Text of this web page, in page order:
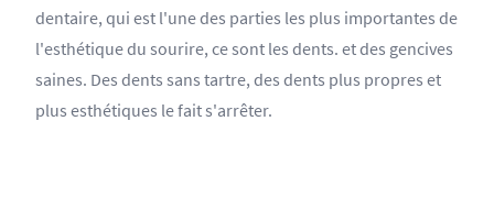
dentaire, qui est l'une des parties les plus importantes de
l'esthétique du sourire, ce sont les dents. et des gencives
saines. Des dents sans tartre, des dents plus propres et
plus esthétiques le fait s'arrêter.